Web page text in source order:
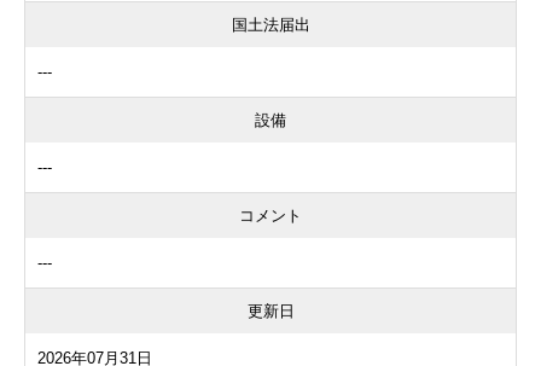
国土法届出
---
設備
---
コメント
---
更新日
2026年07月31日